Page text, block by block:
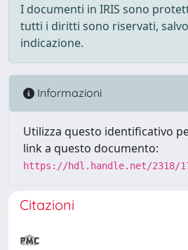
I documenti in IRIS sono
tutti i diritti sono riservati,
indicazione.
Informazioni
Utilizza questo identificativo
link a questo documento:
https://hdl.handle.net/2318/
Citazioni